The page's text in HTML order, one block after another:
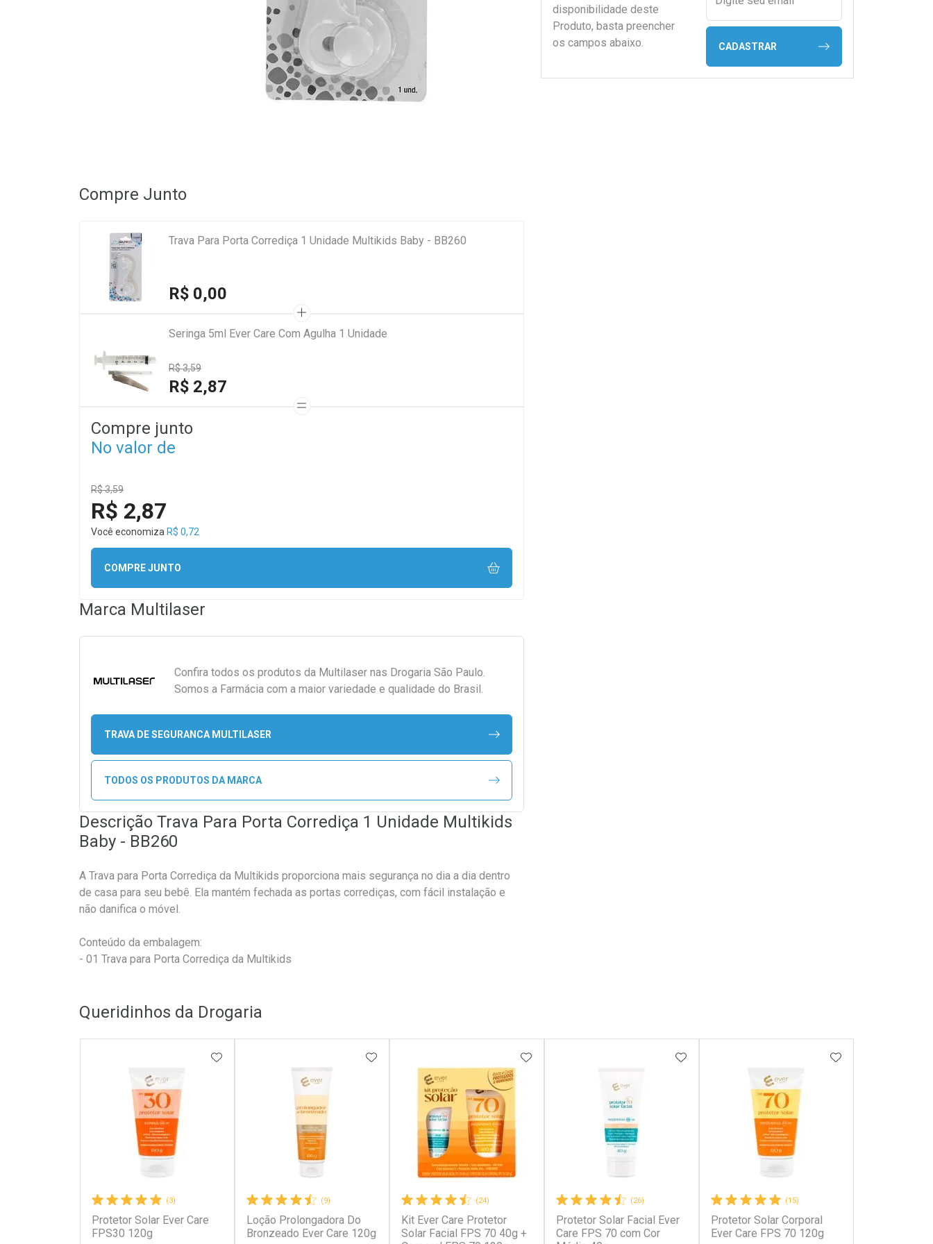
disponibilidade deste
Produto, basta preencher
os campos abaixo.
CADASTRAR
Compre Junto
Trava Para Porta Corrediça 1 Unidade Multikids Baby - BB260
R$ 0,00
Seringa 5ml Ever Care Com Agulha 1 Unidade
R$ 3,59
R$ 2,87
Compre junto
No valor de
R$ 3,59
R$ 2,87
Você economiza R$ 0,72
COMPRE JUNTO
Marca Multilaser
Confira todos os produtos da Multilaser nas Drogaria São Paulo.
Somos a Farmácia com a maior variedade e qualidade do Brasil.
TRAVA DE SEGURANCA MULTILASER
TODOS OS PRODUTOS DA MARCA
Descrição Trava Para Porta Corrediça 1 Unidade Multikids
Baby - BB260
A Trava para Porta Corrediça da Multikids proporciona mais segurança no dia a dia dentro
de casa para seu bebê. Ela mantém fechada as portas corrediças, com fácil instalação e
não danifica o móvel.
Conteúdo da embalagem:
- 01 Trava para Porta Corrediça da Multikids
Queridinhos da Drogaria
(3)
Protetor Solar Ever Care
FPS30 120g
ADICIONAR AOS FAVORITOS
(9)
Loção Prolongadora Do
Bronzeado Ever Care 120g
ADICIONAR AOS FAVORITOS
(24)
Kit Ever Care Protetor
Solar Facial FPS 70 40g +
ADICIONAR AOS FAVORITOS
(26)
Protetor Solar Facial Ever
Care FPS 70 com Cor
ADICIONAR AOS FAVORITOS
(15)
Protetor Solar Corporal
Ever Care FPS 70 120g
ADICIONAR AOS